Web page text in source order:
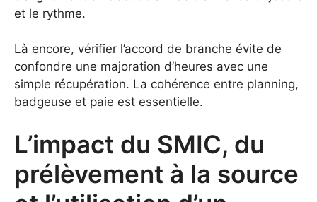
et le rythme.
Là encore, vérifier l’accord de branche évite de
confondre une majoration d’heures avec une
simple récupération. La cohérence entre planning,
badgeuse et paie est essentielle.
L’impact du SMIC, du
prélèvement à la source